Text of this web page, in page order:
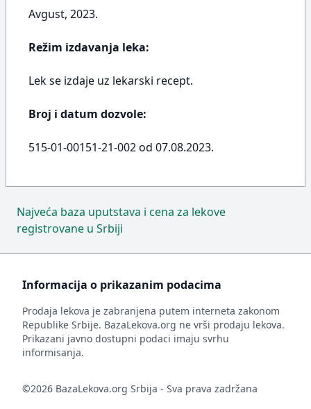
Avgust, 2023.
Režim izdavanja leka:
Lek se izdaje uz lekarski recept.
Broj i datum dozvole:
515-01-00151-21-002 od 07.08.2023.
Najveća baza uputstava i cena za lekove
registrovane u Srbiji
Informacija o prikazanim podacima
Prodaja lekova je zabranjena putem interneta zakonom
Republike Srbije. BazaLekova.org ne vrši prodaju lekova.
Prikazani javno dostupni podaci imaju svrhu
informisanja.
©2026 BazaLekova.org Srbija - Sva prava zadržana